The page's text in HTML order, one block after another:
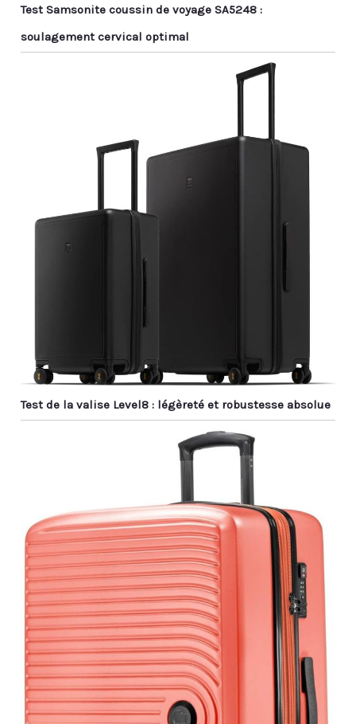
Test Samsonite coussin de voyage SA5248 :
soulagement cervical optimal
Test de la valise Level8 : légèreté et robustesse absolue